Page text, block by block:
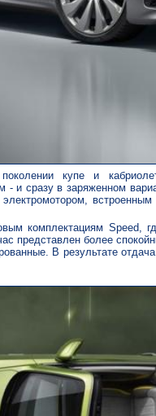
купе и
- и сразу в заряженном
электромотором,
комплектациям
представлен более
В результате